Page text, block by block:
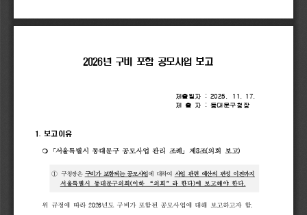
2026년 구비 포함 공모사업 보고
제출일자 : 2025. 11. 17.
제 출 자 : 동대문구청장
1. 보고이유
m ｢서울특별시 동대문구 공모사업 관리 조례 ｣ 제8조(의회 보고)
① 구청장은 구비가 포함되는 공모사업에 대하여 사업 관련 예산의 편성 이전까지
서울특별시 동대문구의회(이하 의회 ” 라 한다)에 보고해야 한다
위 규정에 따라 2026년도 구비가 포함된 공모사업에 대해 보고하고자 함.